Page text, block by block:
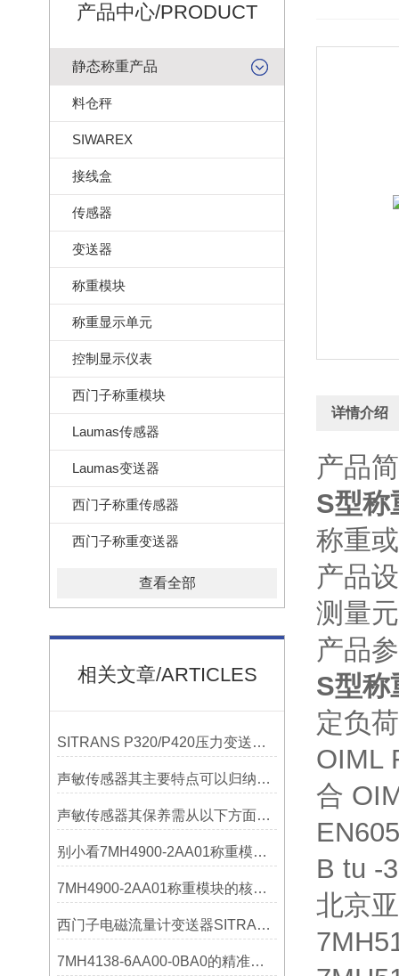
产品中心/PRODUCT
静态称重产品
料仓秤
SIWAREX
接线盒
传感器
变送器
称重模块
称重显示单元
控制显示仪表
西门子称重模块
Laumas传感器
Laumas变送器
西门子称重传感器
西门子称重变送器
查看全部
相关文章/ARTICLES
SITRANS P320/P420压力变送器概述
声敏传感器其主要特点可以归纳为以下几个核心维度
声敏传感器其保养需从以下方面入手
别小看7MH4900-2AA01称重模块！这些你日常接触的领域，早已离不开它
7MH4900-2AA01称重模块的核心亮点，藏着让效率翻倍的“关键密码”
西门子电磁流量计变送器SITRANS FMT020的功能
7MH4138-6AA00-0BA0的精准从何而来？关键组成部分，藏着答案！
详情介绍
产品
S型称
称重
产品
测量
产品
S型称
定负
OIML
合
B tu -
北京